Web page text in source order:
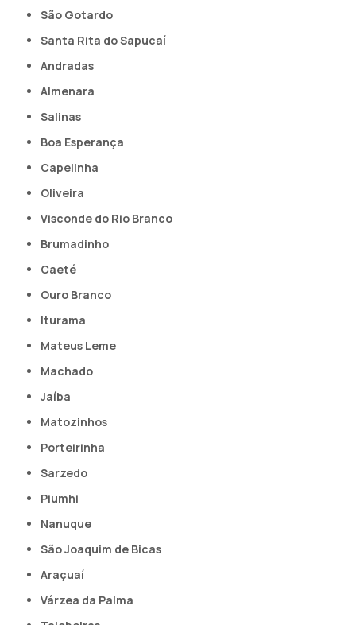
São Gotardo
Santa Rita do Sapucaí
Andradas
Almenara
Salinas
Boa Esperança
Capelinha
Oliveira
Visconde do Rio Branco
Brumadinho
Caeté
Ouro Branco
Iturama
Mateus Leme
Machado
Jaíba
Matozinhos
Porteirinha
Sarzedo
Piumhi
Nanuque
São Joaquim de Bicas
Araçuaí
Várzea da Palma